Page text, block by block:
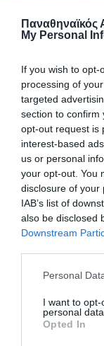
Παναθηναϊκός
My Personal
If you wish to
processing of
targeted
section to confirm
opt-out request is
interest-based
us or personal
your opt-out. You
disclosure of your
IAB’s list of
also be disclosed
Downstream
Please note that
not limited to
grant or deny
use your data for
Personal
I want to
personal data.
Opted In
Η Εθνική
Ο Παναθηναϊκός
Εθνικής και στο
«γαλανόλευκη»
αποτελεί το
συγκροτήματος.